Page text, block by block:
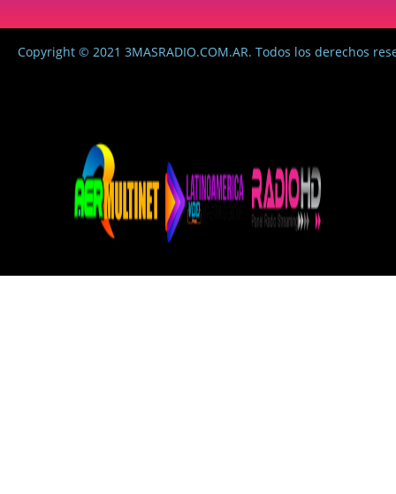
Copyright © 2021 3MASRADIO.COM.AR. Todos los derechos